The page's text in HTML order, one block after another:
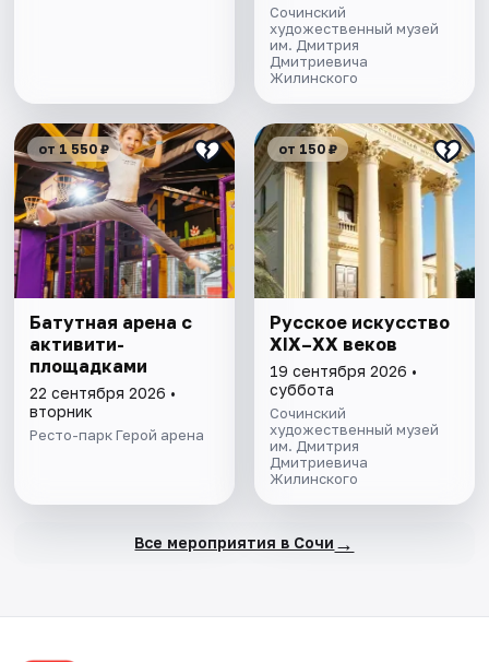
Сочинский
художественный музей
им. Дмитрия
Дмитриевича
Жилинского
от 1 550 ₽
Батутная арена с
активити-
площадками
22 сентября 2026 •
вторник
Ресто-парк Герой арена
от 150 ₽
Русское искусство
XIX–XX веков
19 сентября 2026 •
суббота
Сочинский
художественный музей
им. Дмитрия
Дмитриевича
Жилинского
Все мероприятия в Сочи →